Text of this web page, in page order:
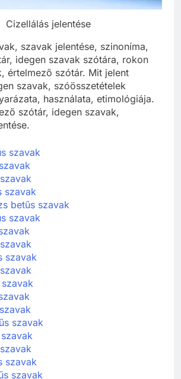
Cizellálás jelentése
szavak jelentése, szinoníma,
idegen szavak szótára, rokon
értelmező szótár. Mit jelent
szavak, szóösszetételek
használata, etimológiája.
szótár, idegen szavak,
szavak
szavak
betűs szavak
szavak
szavak
szavak
szavak
szavak